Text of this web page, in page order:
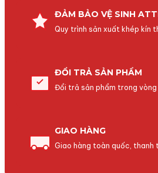
ĐẢM BẢO VỆ SINH
Quy trình sản xuất khép kín
ĐỔI TRẢ SẢN PHẨM
Đổi trả sản phẩm trong
GIAO HÀNG
Giao hàng toàn quốc, thanh